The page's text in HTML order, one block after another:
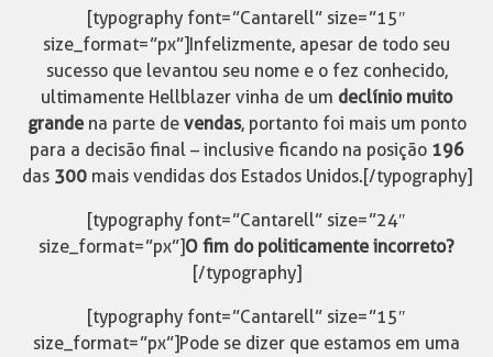
[typography font=”Cantarell” size=”15″
size_format=”px”]Infelizmente, apesar de todo seu
sucesso que levantou seu nome e o fez conhecido,
ultimamente Hellblazer vinha de um declínio muito
grandena parte de vendas, portanto foi mais um ponto
para a decisão final – inclusive ficando na posição196
das 300mais vendidas dos Estados Unidos. [/typography]
[typography font=”Cantarell” size=”24″
size_format=”px”]O fim do politicamente incorreto?
[/typography]
[typography font=”Cantarell” size=”15″
size_format=”px”]Pode se dizer que estamos em uma